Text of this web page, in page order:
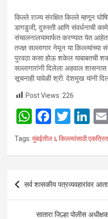
किल्ले राज्य संरक्षित किल्ले म्हणून
डागडुजी, दुरुस्ती आणि संवर्धनाची
संचालनालयामार्फत करण्यात येत
तज्ज्ञ सल्लागार नेमून या किल्ल्यांच्या
पुरवठा कसा होऊ शकेल याबाबतची
सल्लागारांनी दिलेला अहवाल
सूचनाही यावेळी श्री. देशमुख यांनी
Post Views: 226
W
h
at
A
p
F
a
ce
o
k
T
wi
tt
Li
n
ke
n
Tags: मुंबईतील ६ किल्ल्यांसाठी
Post
navigation
सर्व शासकीय पत्रव्यवहारांवर
सातारा जिल्हा पोलीस